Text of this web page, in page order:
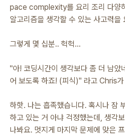
pace complexity를 요리 조리 다양
알고리즘을 생각할 수 있는 사고력을
그렇게 몇 십분.. 헉헉...
"아! 코딩시간이 생각보다 좀 더 남았
어 보도록 하죠! (피식)" 라고 Chris
하핫. 나는 흡족했습니다. 혹시나 잠
하고 있는 거 아냐 걱정했는데, 생각
나봐요. 멋지게 마지막 문제에 맞은